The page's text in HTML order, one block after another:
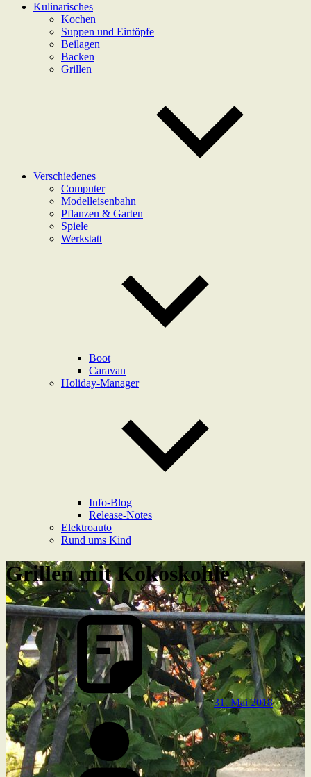
Kulinarisches
Kochen
Suppen und Eintöpfe
Beilagen
Backen
Grillen
Verschiedenes
Computer
Modelleisenbahn
Pflanzen & Garten
Spiele
Werkstatt
Boot
Caravan
Holiday-Manager
Info-Blog
Release-Notes
Elektroauto
Rund ums Kind
Grillen mit Kokoskohle
31. Mai 2018